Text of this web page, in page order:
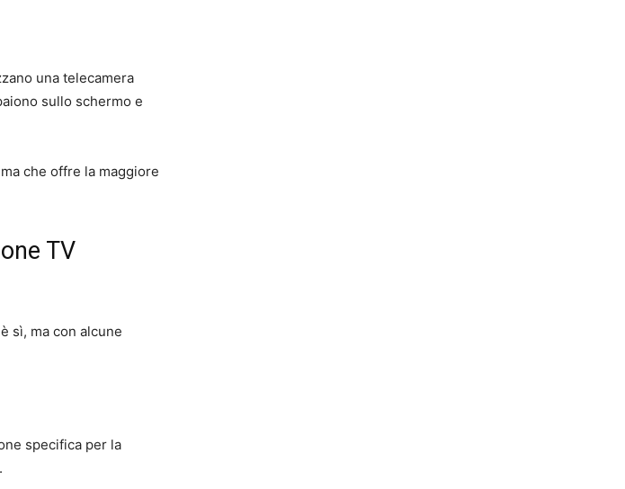
una telecamera
sullo schermo e
che offre la maggiore
TV
sì, ma con alcune
specifica per la
.